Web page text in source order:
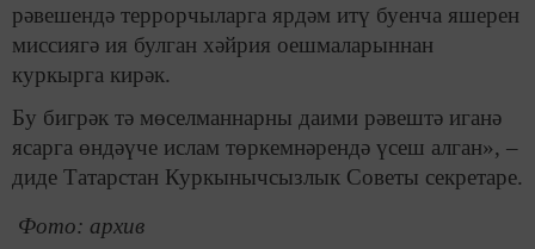
рәвешендә террорчыларга ярдәм итү буенча яшерен
миссиягә ия булган хәйрия оешмаларыннан
куркырга кирәк.
Бу бигрәк тә мөселманнарны даими рәвештә иганә
ясарга өндәүче ислам төркемнәрендә үсеш алган», –
диде Татарстан Куркынычсызлык Советы секретаре.
Фото: архив